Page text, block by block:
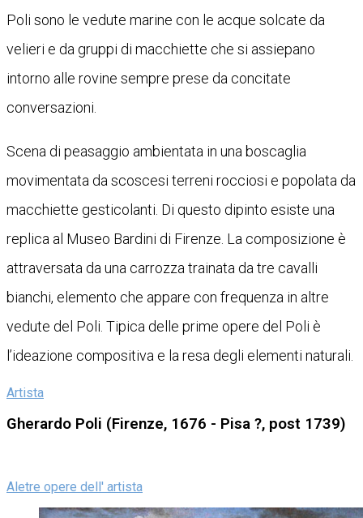
Poli sono le vedute marine con le acque solcate da
velieri e da gruppi di macchiette che si assiepano
intorno alle rovine sempre prese da concitate
conversazioni.
Scena di peasaggio ambientata in una boscaglia
movimentata da scoscesi terreni rocciosi e popolata da
macchiette gesticolanti. Di questo dipinto esiste una
replica al Museo Bardini di Firenze. La composizione è
attraversata da una carrozza trainata da tre cavalli
bianchi, elemento che appare con frequenza in altre
vedute del Poli. Tipica delle prime opere del Poli è
l’ideazione compositiva e la resa degli elementi naturali.
Artista
Gherardo Poli (Firenze, 1676 - Pisa ?, post 1739)
Aletre opere dell' artista